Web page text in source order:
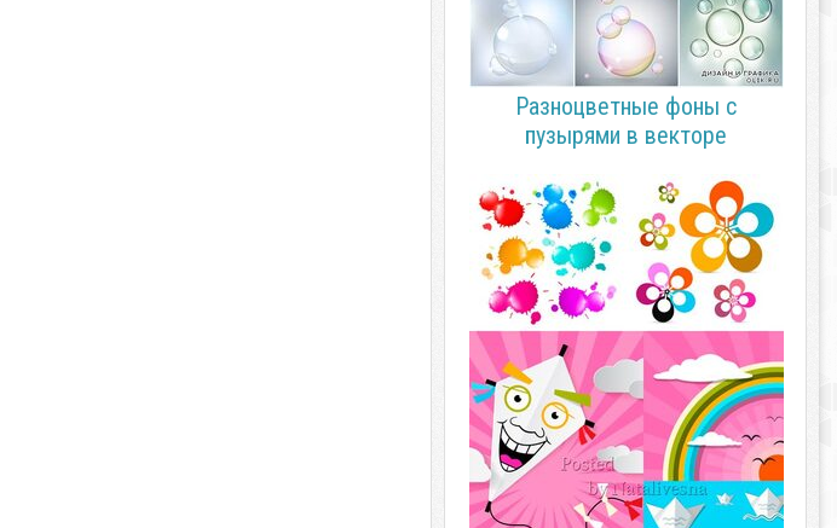
Разноцветные фоны с
пузырями в векторе